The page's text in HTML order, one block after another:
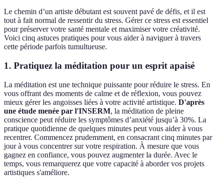
Le chemin d’un artiste débutant est souvent pavé de défis, et il est
tout à fait normal de ressentir du stress. Gérer ce stress est essentiel
pour préserver votre santé mentale et maximiser votre créativité.
Voici cinq astuces pratiques pour vous aider à naviguer à travers
cette période parfois tumultueuse.
1. Pratiquez la méditation pour un esprit apaisé
La méditation est une technique puissante pour réduire le stress. En
vous offrant des moments de calme et de réflexion, vous pouvez
mieux gérer les angoisses liées à votre activité artistique. D'après
une étude menée par l'INSERM, la méditation de pleine
conscience peut réduire les symptômes d’anxiété jusqu’à 30%. La
pratique quotidienne de quelques minutes peut vous aider à vous
recentrer. Commencez prudemment, en consacrant cinq minutes par
jour à vous concentrer sur votre respiration. À mesure que vous
gagnez en confiance, vous pouvez augmenter la durée. Avec le
temps, vous remarquerez que votre capacité à aborder vos projets
artistiques s'améliore.